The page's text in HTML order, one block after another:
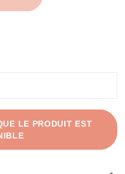
LE PRODUIT EST